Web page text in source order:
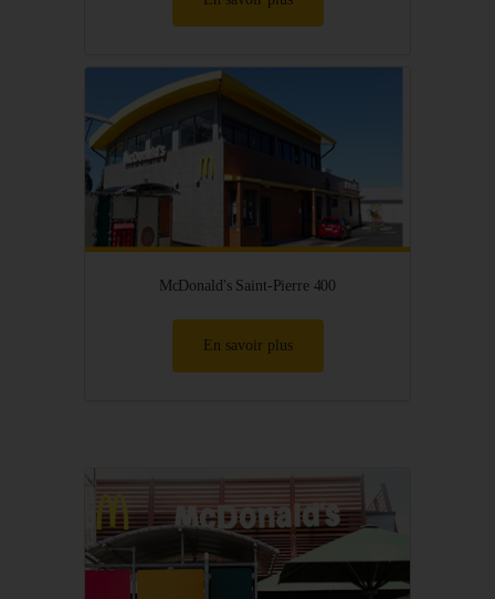
McDonald's Saint-Pierre 400
En savoir plus